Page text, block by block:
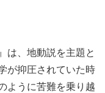
、地動説を主題と
が抑圧されていた時
ように苦難を乗り越